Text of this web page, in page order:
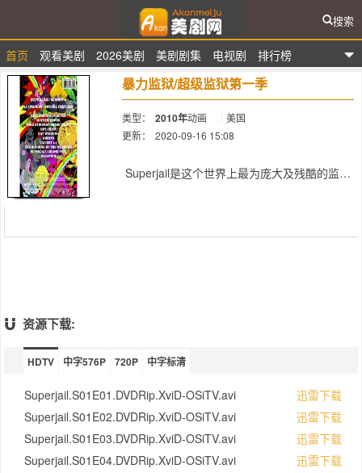
爱看美剧网
首页 观看美剧 2026美剧 美剧剧集 电视剧 排行榜
搜索
暴力监狱/超级监狱第一季
类型： 2010年动画
美国
更新：
2020-09-16 15:08
Superjail是这个世界上最为庞大及残酷的监
资源下载:
HDTV 中字576P 720P 中字标清
Superjail.S01E01.DVDRip.XviD-OSiTV.avi
迅雷下载
Superjail.S01E02.DVDRip.XviD-OSiTV.avi
迅雷下载
Superjail.S01E03.DVDRip.XviD-OSiTV.avi
迅雷下载
Superjail.S01E04.DVDRip.XviD-OSiTV.avi
迅雷下载